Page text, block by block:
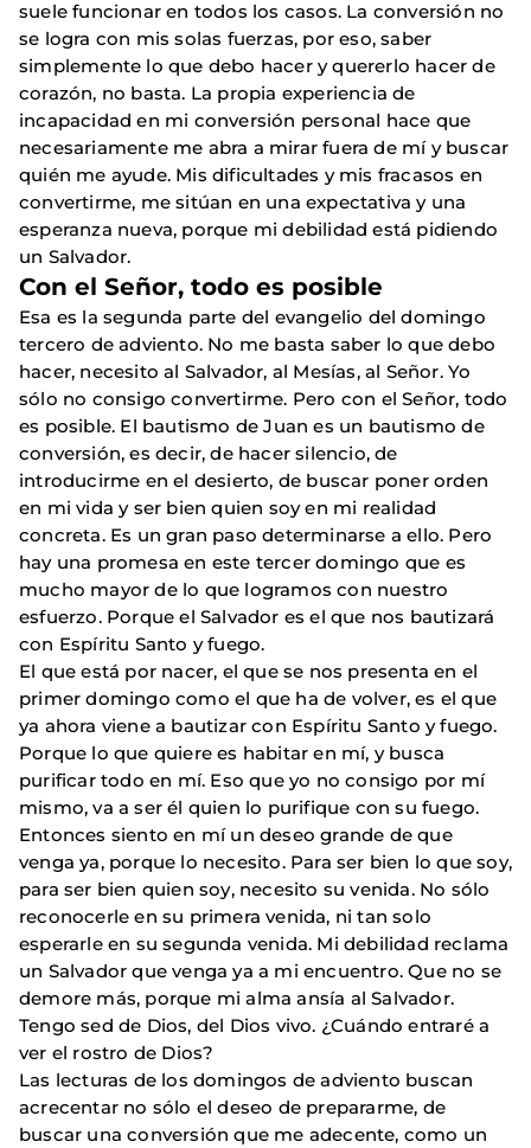
suele funcionar en todos los casos. La conversión no
se logra con mis solas fuerzas, por eso, saber
simplemente lo que debo hacer y quererlo hacer de
corazón, no basta. La propia experiencia de
incapacidad en mi conversión personal hace que
necesariamente me abra a mirar fuera de mí y buscar
quién me ayude. Mis dificultades y mis fracasos en
convertirme, me sitúan en una expectativa y una
esperanza nueva, porque mi debilidad está pidiendo
un Salvador.
Con el Señor, todo es posible
Esa es la segunda parte del evangelio del domingo
tercero de adviento. No me basta saber lo que debo
hacer, necesito al Salvador, al Mesías, al Señor. Yo
sólo no consigo convertirme. Pero con el Señor, todo
es posible. El bautismo de Juan es un bautismo de
conversión, es decir, de hacer silencio, de
introducirme en el desierto, de buscar poner orden
en mi vida y ser bien quien soy en mi realidad
concreta. Es un gran paso determinarse a ello. Pero
hay una promesa en este tercer domingo que es
mucho mayor de lo que logramos con nuestro
esfuerzo. Porque el Salvador es el que nos bautizará
con Espíritu Santo y fuego.
El que está por nacer, el que se nos presenta en el
primer domingo como el que ha de volver, es el que
ya ahora viene a bautizar con Espíritu Santo y fuego.
Porque lo que quiere es habitar en mí, y busca
purificar todo en mí. Eso que yo no consigo por mí
mismo, va a ser él quien lo purifique con su fuego.
Entonces siento en mí un deseo grande de que
venga ya, porque lo necesito. Para ser bien lo que soy,
para ser bien quien soy, necesito su venida. No sólo
reconocerle en su primera venida, ni tan solo
esperarle en su segunda venida. Mi debilidad reclama
un Salvador que venga ya a mi encuentro. Que no se
demore más, porque mi alma ansía al Salvador.
Tengo sed de Dios, del Dios vivo. ¿Cuándo entraré a
ver el rostro de Dios?
Las lecturas de los domingos de adviento buscan
acrecentar no sólo el deseo de prepararme, de
buscar una conversión que me adecente, como un